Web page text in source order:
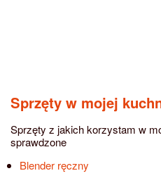
Sprzęty w mojej
Sprzęty z jakich korzystam w
sprawdzone
Blender ręczny